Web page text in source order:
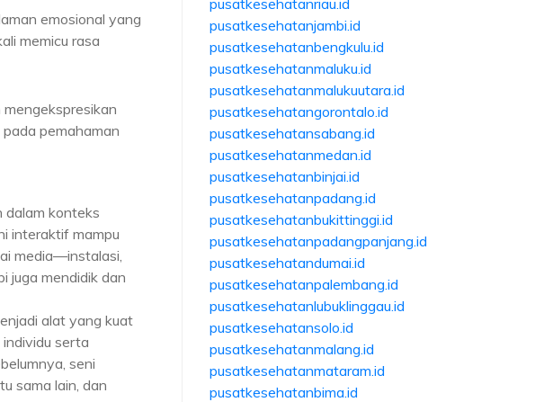
emosional yang
memicu rasa
pemahaman
dalam konteks
interaktif mampu
media—instalasi,
juga mendidik dan
alat yang kuat
serta
seni
sama lain, dan
pusatkesehatanriau.id
pusatkesehatanjambi.id
pusatkesehatanbengkulu.id
pusatkesehatanmaluku.id
pusatkesehatanmalukuutara.id
pusatkesehatangorontalo.id
pusatkesehatansabang.id
pusatkesehatanmedan.id
pusatkesehatanbinjai.id
pusatkesehatanpadang.id
pusatkesehatanbukittinggi.id
pusatkesehatanpadangpanjang.id
pusatkesehatandumai.id
pusatkesehatanpalembang.id
pusatkesehatanlubuklinggau.id
pusatkesehatansolo.id
pusatkesehatanmalang.id
pusatkesehatanmataram.id
pusatkesehatanbima.id